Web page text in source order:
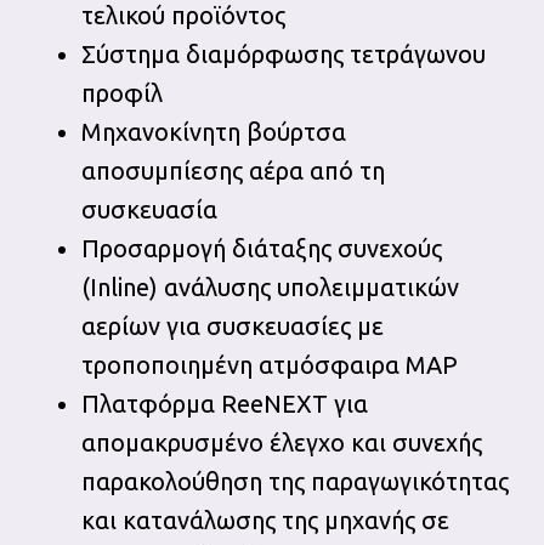
τελικού προϊόντος
Σύστημα διαμόρφωσης τετράγωνου
προφίλ
Μηχανοκίνητη βούρτσα
αποσυμπίεσης αέρα από τη
συσκευασία
Προσαρμογή διάταξης συνεχούς
(Inline) ανάλυσης υπολειμματικών
αερίων για συσκευασίες με
τροποποιημένη ατμόσφαιρα MAP
Πλατφόρμα ReeNEXT για
απομακρυσμένο έλεγχο και συνεχής
παρακολούθηση της παραγωγικότητας
και κατανάλωσης της μηχανής σε